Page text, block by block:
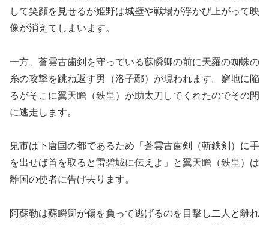
して笑顔を見せるが姫野は城壁や戦場が浮かび上がって映
像が消えてしまいます。
一方、蒼雲古歯剣を守っている蘇瞬卿の前に天羅の蜘蛛の
糸の攻撃を跳ね返す男（洛子鄢）が現われます。窮地に陥
るがそこに翼天瞻（鉄皇）が助太刀してくれたのでその間
に逃走します。
鬼市は下唐国の都であるため「蒼雲古歯剣（斬鉄剣）に手
を出せば首を取ると雷碧城に伝えよ」と翼天瞻（鉄皇）は
離国の使者に告げ去ります。
阿蘇勒は蘇瞬卿が傷を負って逃げるのを目撃し二人と離れ